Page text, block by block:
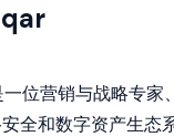
一位营销与战略专家
全和数字资产生态